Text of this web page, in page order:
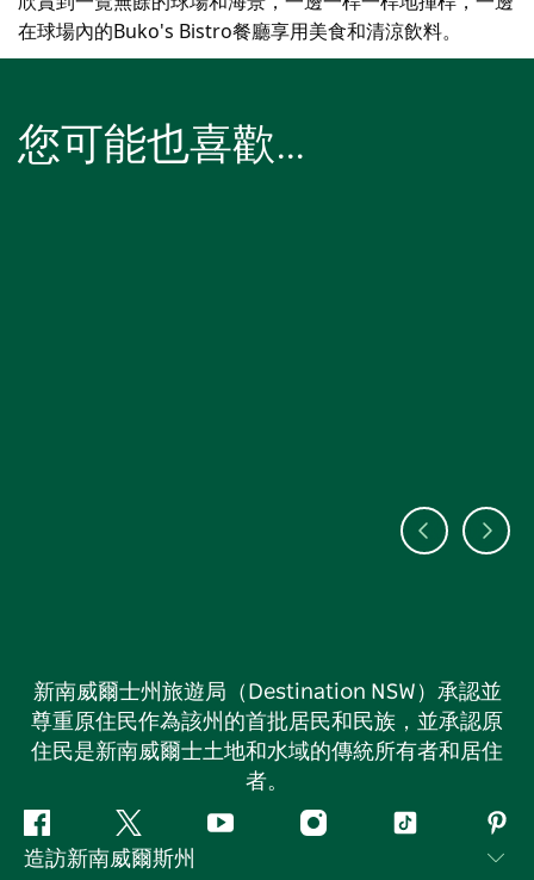
在球場內的Buko's Bistro餐廳享用美食和清涼飲料。
您可能也喜歡…
新南威爾士州旅遊局（Destination NSW）承認並
尊重原住民作為該州的首批居民和民族，並承認原
住民是新南威爾士土地和水域的傳統所有者和居住
者。
Facebook嘰
嘰
Youtube Instagram抖
造訪新南威爾斯州